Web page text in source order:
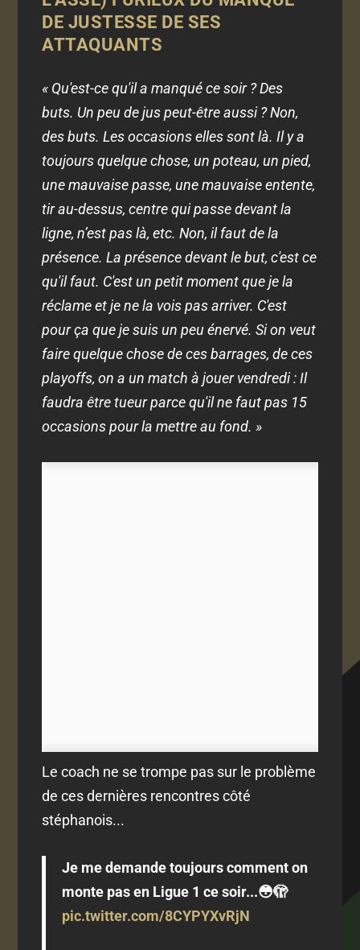
DE JUSTESSE DE SES
ATTAQUANTS
« Qu'est-ce qu'il a manqué ce soir ? Des
buts. Un peu de jus peut-être aussi ? Non,
des buts. Les occasions elles sont là. Il y a
toujours quelque chose, un poteau, un pied,
une mauvaise passe, une mauvaise entente,
tir au-dessus, centre qui passe devant la
ligne, n’est pas là, etc. Non, il faut de la
présence. La présence devant le but, c'est ce
qu'il faut. C'est un petit moment que je la
réclame et je ne la vois pas arriver. C'est
pour ça que je suis un peu énervé. Si on veut
faire quelque chose de ces barrages, de ces
playoffs, on a un match à jouer vendredi : Il
faudra être tueur parce qu'il ne faut pas 15
occasions pour la mettre au fond. »
Le coach ne se trompe pas sur le problème
de ces dernières rencontres côté
stéphanois...
Je me demande toujours comment on
monte pas en Ligue 1 ce soir...😳🫣
pic.twitter.com/8CYPYXvRjN